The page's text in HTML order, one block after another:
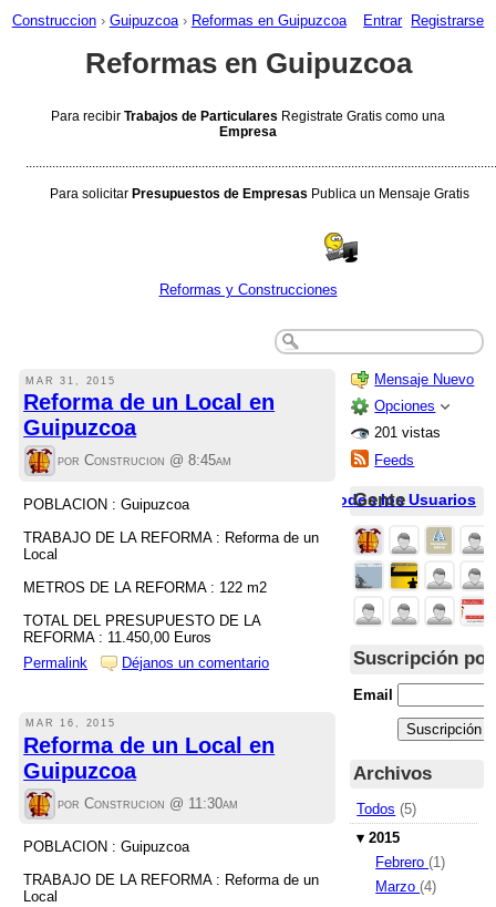
Construccion › Guipuzcoa › Reformas en Guipuzcoa Entrar Registrarse
Reformas en Guipuzcoa
Para recibir Trabajos de Particulares Registrate Gratis como una
Empresa
Para solicitar Presupuestos de Empresas Publica un Mensaje Gratis
Reformas y Construcciones
MAR 31, 2015
Reforma de un Local en
Guipuzcoa
por Construcion @8:45am
POBLACION : Guipuzcoa
TRABAJO DE LA REFORMA : Reforma de un
Local
METROS DE LA REFORMA : 122 m2
TOTAL DEL PRESUPUESTO DE LA
REFORMA : 11.450,00 Euros
Permalink
Déjanos un comentario
MAR 16, 2015
Reforma de un Local en
Guipuzcoa
por Construcion @ 11:30am
POBLACION : Guipuzcoa
TRABAJO DE LA REFORMA : Reforma de un
Local
Mensaje Nuevo
Opciones
201 vistas
Feeds
Todos los Usuarios
Gente
Suscripción
Email
Archivos
Todos (5)
▾ 2015
Febrero(1)
Marzo(4)